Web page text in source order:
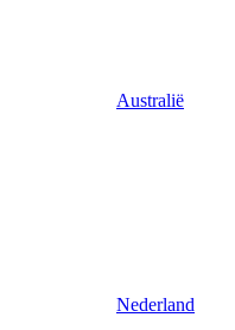
Australië
Nederland